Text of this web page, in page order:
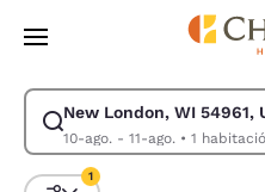
Pasar A Contenido Principal
New London, WI 54961,
10-ago. - 11-ago.•
Modificar la búsqueda de New
1